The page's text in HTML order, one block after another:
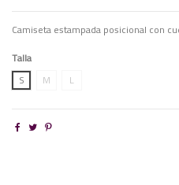
Camiseta estampada posicional con
Talla
S
M L